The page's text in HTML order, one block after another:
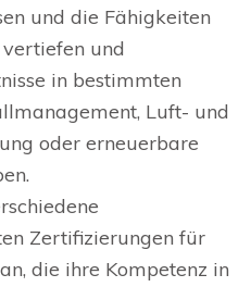
und die Fähigkeiten
und
in bestimmten
Luft- und
oder erneuerbare
Zertifizierungen für
die ihre Kompetenz in